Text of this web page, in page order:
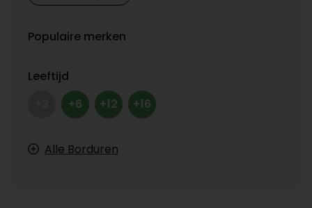
Populaire merken
Leeftijd
+6 +12 +16
Alle Borduren